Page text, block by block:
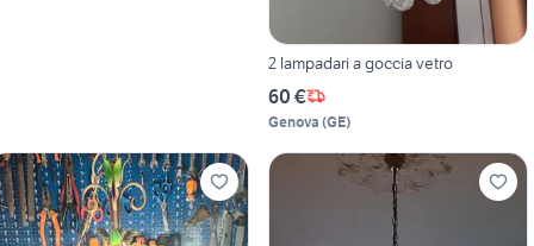
2 lampadari a goccia vetro
60 €
Genova (GE)